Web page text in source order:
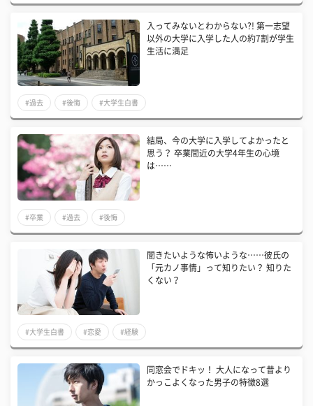
入ってみないとわからない?! 第一志望
以外の大学に入学した人の約7割が学生
生活に満足
#過去 #後悔 #大学生白書
結局、今の大学に入学してよかったと
思う？ 卒業間近の大学4年生の心境
は……
#卒業 #過去 #後悔
聞きたいような怖いような……彼氏の
「元カノ事情」って知りたい？ 知りた
くない？
#大学生白書 #恋愛 #経験
同窓会でドキッ！ 大人になって昔より
かっこよくなった男子の特徴8選